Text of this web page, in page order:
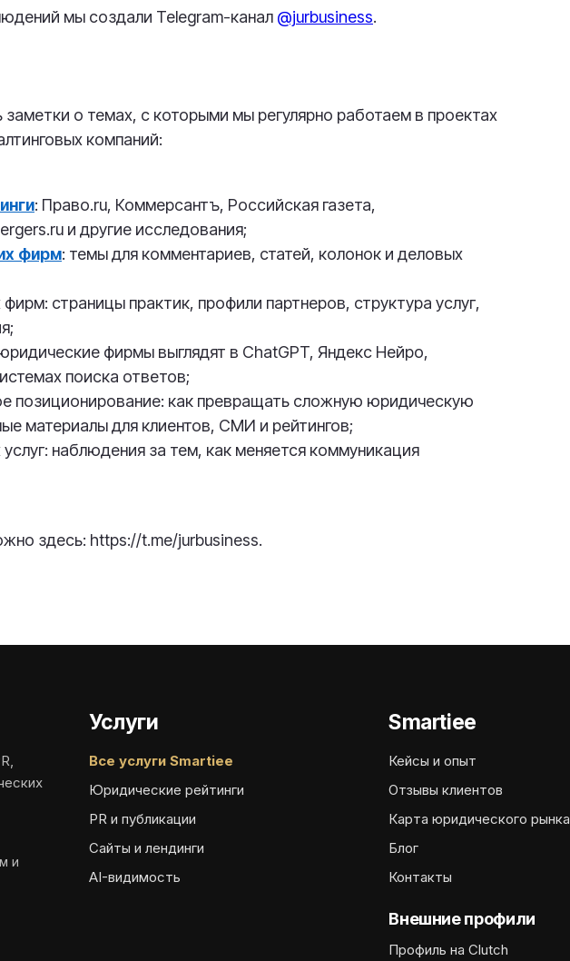
мы создали Telegram-канал @jurbusiness.
заметки о темах, с которыми мы регулярно работаем в проектах
компаний:
: Право.ru, Коммерсантъ, Российская газета,
и другие исследования;
фирм: темы для комментариев, статей, колонок и деловых
страницы практик, профили партнеров, структура услуг,
фирмы выглядят в ChatGPT, Яндекс Нейро,
поиска ответов;
позиционирование: как превращать сложную юридическую
материалы для клиентов, СМИ и рейтингов;
наблюдения за тем, как меняется коммуникация
здесь: https://t.me/jurbusiness.
и
Услуги
Все услуги Smartiee
Юридические рейтинги
PR и публикации
Сайты и лендинги
AI-видимость
Smartiee
Кейсы и опыт
Отзывы клиентов
Карта юридического рынка
Блог
Контакты
Внешние профили
Профиль на Clutch